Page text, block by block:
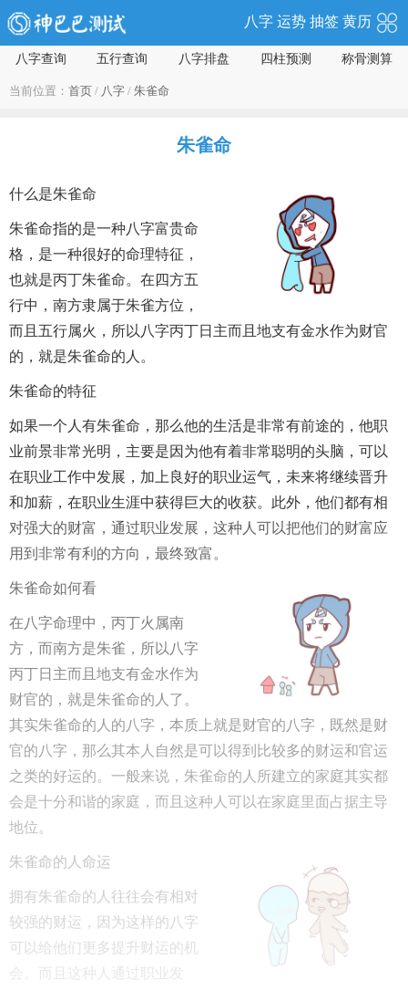
八字 运势 抽签 黄历
八字查询 五行查询 八字排盘 四柱预测 称骨测算
当前位置： 首页 / 八字 / 朱雀命
朱雀命
什么是朱雀命
朱雀命指的是一种八字富贵命
格，是一种很好的命理特征，
也就是丙丁朱雀命。在四方五
行中，南方隶属于朱雀方位，
而且五行属火，所以八字丙丁日主而且地支有金水作为财官
的，就是朱雀命的人。
朱雀命的特征
如果一个人有朱雀命，那么他的生活是非常有前途的，他职
业前景非常光明，主要是因为他有着非常聪明的头脑，可以
在职业工作中发展，加上良好的职业运气，未来将继续晋升
和加薪，在职业生涯中获得巨大的收获。此外，他们都有相
对强大的财富，通过职业发展，这种人可以把他们的财富应
用到非常有利的方向，最终致富。
朱雀命如何看
在八字命理中，丙丁火属南
方，而南方是朱雀，所以八字
丙丁日主而且地支有金水作为
财官的，就是朱雀命的人了。
其实朱雀命的人的八字，本质上就是财官的八字，既然是财
官的八字，那么其本人自然是可以得到比较多的财运和官运
之类的好运的。一般来说，朱雀命的人所建立的家庭其实都
会是十分和谐的家庭，而且这种人可以在家庭里面占据主导
地位。
朱雀命的人命运
拥有朱雀命的人往往会有相对
较强的财运，因为这样的八字
可以给他们更多提升财运的机
会。而且这种人通过职业发